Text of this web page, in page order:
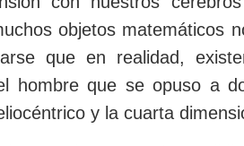
objetos matemáticos
que en realidad,
hombre que se opuso a
y la cuarta